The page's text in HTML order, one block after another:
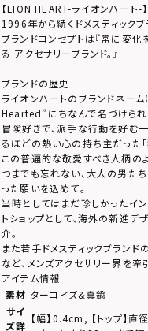
【LION HEART-ライオンハート-】
1996年から続くドメスティックブ
ブランドコンセプトは『常に変
る アクセサリーブランド。』
ブランドの歴史
ライオンハートのブランドネー
Hearted”にちなんで名づけられ
冒険好きで、派手な行動を好む
るほどの熱い心の持ち主だった「
この普遍的な敬愛すべき人柄の
つまでも忘れない、大人の男た
った願いを込めて。
当時としてはまだ珍しかったイ
トショップとして、海外の新進
介。
また若手ドメスティックブラン
など、メンズアクセサリー界を牽
アイテム情報
素材 ターコイズ&真鍮
サイ
ズ詳
【幅】0.4cm, 【トップ】